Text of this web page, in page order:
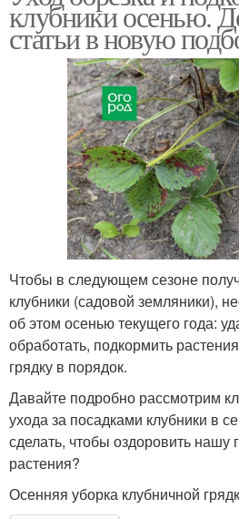
клубники осенью.
статьи в новую
Чтобы в следующем сезоне
клубники (садовой земляники),
об этом осенью текущего года:
обработать, подкормить
грядку в порядок.
Давайте подробно рассмотрим
ухода за посадками клубники в
сделать, чтобы оздоровить нашу
растения?
Осенняя уборка клубничной